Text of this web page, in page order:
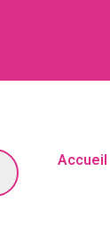
Accueil